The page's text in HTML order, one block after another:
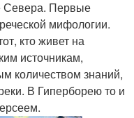
Севера. Первые
мифологии.
кто живет на
источникам,
количеством знаний,
В Гиперборею то и